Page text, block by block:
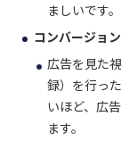
ましいです。
コンバージョ
広告を見た
録）を行っ
いほど、広
ます。